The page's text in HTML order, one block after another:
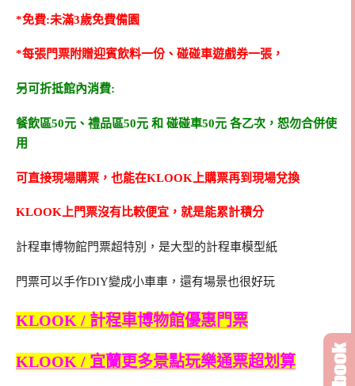
*免費:未滿3歲免費備園
*每張門票附贈迎賓飲料一份、碰碰車遊戲券一張，
另可折抵館內消費:
餐飲區50元、禮品區50元 和 碰碰車50元 各乙次，恕勿合併使
用
可直接現場購票，也能在KLOOK上購票再到現場兌換
KLOOK上門票沒有比較便宜，就是能累計積分
計程車博物館門票超特別，是大型的計程車模型紙
門票可以手作DIY變成小車車，還有場景也很好玩
KLOOK / 計程車博物館優惠門票
KLOOK / 宜蘭更多景點玩樂通票超划算